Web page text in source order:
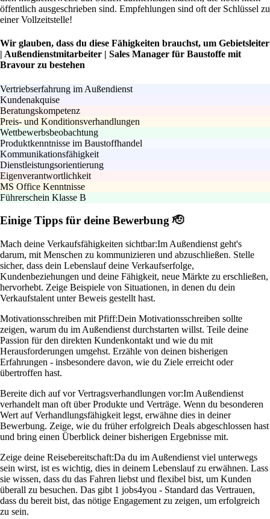
öffentlich ausgeschrieben sind. Empfehlungen sind oft der Schlüssel zu
einer Vollzeitstelle!
Wir glauben, dass du diese Fähigkeiten brauchst, um Gebietsleiter
| Außendienstmitarbeiter | Sales Manager für Baustoffe mit
Bravour zu bestehen
Vertriebserfahrung im Außendienst
Kundenakquise
Beratungskompetenz
Preis- und Konditionsverhandlungen
Wettbewerbsbeobachtung
Produktkenntnisse im Baustoffhandel
Kommunikationsfähigkeit
Dienstleistungsorientierung
Eigenverantwortlichkeit
MS Office Kenntnisse
Führerschein Klasse B
Einige Tipps für deine Bewerbung 🫡
Mach deine Verkaufsfähigkeiten sichtbar:Im Außendienst geht's
darum, mit Menschen zu kommunizieren und abzuschließen. Stelle
sicher, dass dein Lebenslauf deine Verkaufserfolge,
Kundenbeziehungen und deine Fähigkeit, neue Märkte zu erschließen,
hervorhebt. Zeige Beispiele von Situationen, in denen du dein
Verkaufstalent unter Beweis gestellt hast.
Motivationsschreiben mit Pfiff:Dein Motivationsschreiben sollte
zeigen, warum du im Außendienst durchstarten willst. Teile deine
Passion für den direkten Kundenkontakt und wie du mit
Herausforderungen umgehst. Erzähle von deinen bisherigen
Erfahrungen - insbesondere davon, wie du Ziele erreicht oder
übertroffen hast.
Bereite dich auf vor Vertragsverhandlungen vor:Im Außendienst
verhandelt man oft über Produkte und Verträge. Wenn du besonderen
Wert auf Verhandlungsfähigkeit legst, erwähne dies in deiner
Bewerbung. Zeige, wie du früher erfolgreich Deals abgeschlossen hast
und bring einen Überblick deiner bisherigen Ergebnisse mit.
Zeige deine Reisebereitschaft:Da du im Außendienst viel unterwegs
sein wirst, ist es wichtig, dies in deinem Lebenslauf zu erwähnen. Lass
sie wissen, dass du das Fahren liebst und flexibel bist, um Kunden
überall zu besuchen. Das gibt 1 jobs4you - Standard das Vertrauen,
dass du bereit bist, das nötige Engagement zu zeigen, um erfolgreich
zu sein.